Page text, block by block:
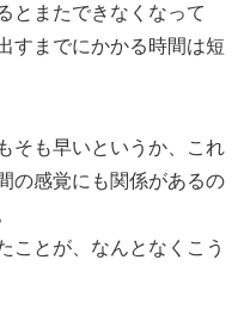
とまたできなくなって
すまでにかかる時間は短
そも早いというか、これ
の感覚にも関係があるの
ことが、なんとなくこう